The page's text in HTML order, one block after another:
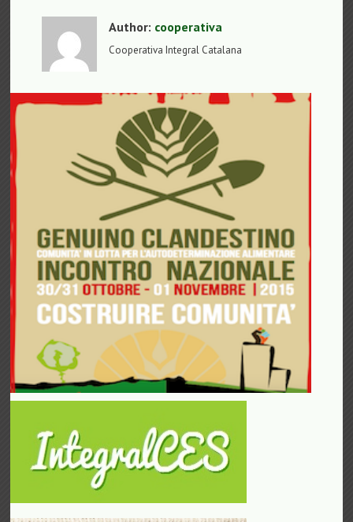
Author: cooperativa
Cooperativa Integral Catalana